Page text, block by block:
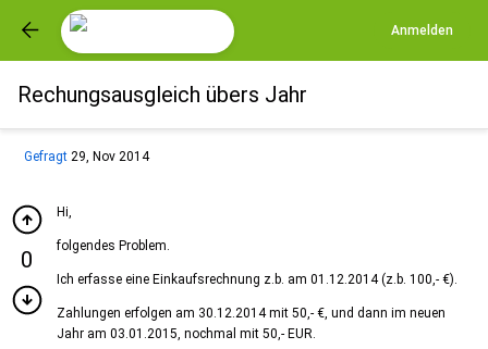
Anmelden
Rechungsausgleich übers Jahr
Gefragt 29, Nov 2014
0
Hi,
folgendes Problem.
Ich erfasse eine Einkaufsrechnung z.b. am 01.12.2014 (z.b. 100,- €).
Zahlungen erfolgen am 30.12.2014 mit 50,- €, und dann im neuen
Jahr am 03.01.2015, nochmal mit 50,- EUR.